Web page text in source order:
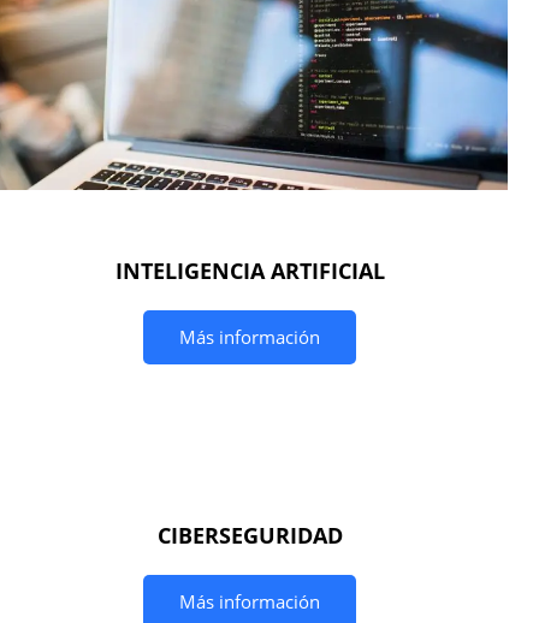
INTELIGENCIA ARTIFICIAL
Más información
CIBERSEGURIDAD
Más información